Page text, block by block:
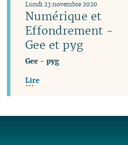
Numérique et
Effondrement -
Gee et pyg
Lundi 23 novembre 2020
Gee -pyg
Lire